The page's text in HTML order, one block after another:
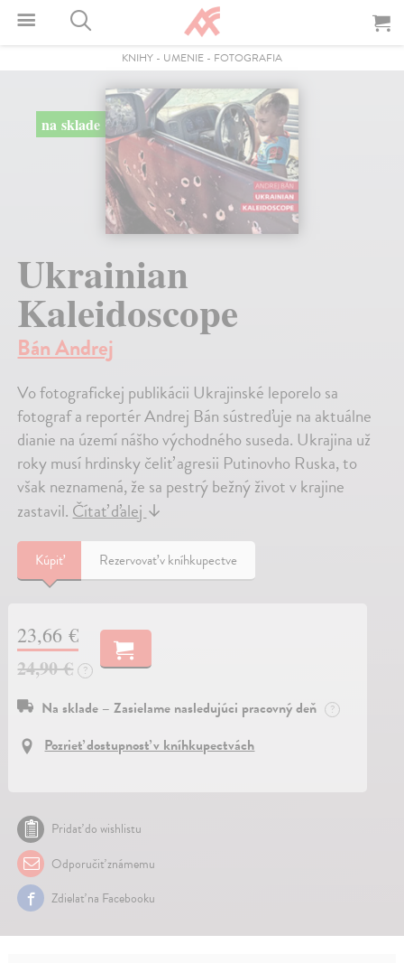
KNIHY - UMENIE - FOTOGRAFIA
na sklade
Ukrainian
Kaleidoscope
Bán Andrej
Vo fotografickej publikácii Ukrajinské leporelo sa
fotograf a reportér Andrej Bán sústreďuje na aktuálne
dianie na území nášho východného suseda. Ukrajina už
roky musí hrdinsky čeliť agresii Putinovho Ruska, to
však neznamená, že sa pestrý bežný život v krajine
zastavil.Čítať ďalej↓
Kúpiť Rezervovať v kníhkupectve
23,66 €
24,90 €
?
Na sklade – Zasielame nasledujúci pracovný deň ?
Pozrieť dostupnosť v kníhkupectvách
Pridať do wishlistu
Odporučiť známemu
Zdielať na Facebooku